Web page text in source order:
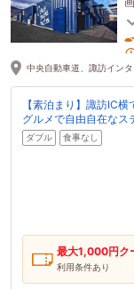
中央自動車道、諏訪イン
【素泊まり】諏訪IC
グルメで自由自在なス
ダブル 食事なし
最大1,000円ク
利用条件あり